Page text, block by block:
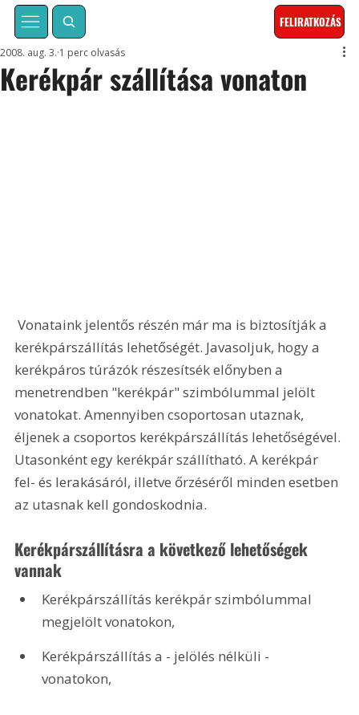
FELIRATKOZÁS
Kerékpár szállítása vonaton
2008. aug. 3. 1 perc olvasás
Vonataink jelentős részén már ma is biztosítják a
kerékpárszállítás lehetőségét. Javasoljuk, hogy a
kerékpáros túrázók részesítsék előnyben a
menetrendben "kerékpár" szimbólummal jelölt
vonatokat. Amennyiben csoportosan utaznak,
éljenek a csoportos kerékpárszállítás lehetőségével.
Utasonként egy kerékpár szállítható. A kerékpár
fel- és lerakásáról, illetve őrzéséről minden esetben
az utasnak kell gondoskodnia.
Kerékpárszállításra a következő lehetőségek
vannak
Kerékpárszállítás kerékpár szimbólummal
megjelölt vonatokon,
Kerékpárszállítás a - jelölés nélküli -
vonatokon,